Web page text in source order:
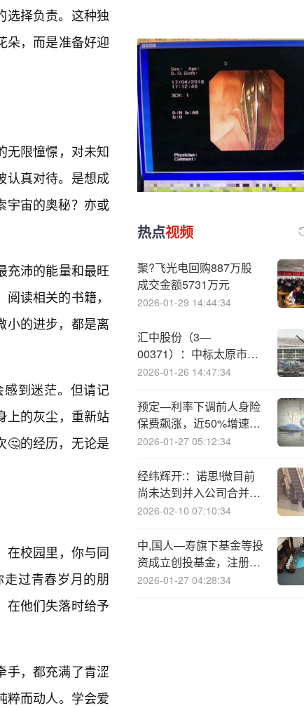
选择负责。这种独
朵，而是准备好迎
无限憧憬，对未知
认真对待。是想成
宇宙的奥秘？亦或
充沛的能量和最旺
读相关的书籍，
小的进步，都是离
到迷茫。但请记
上的灰尘，重新站
🤔的经历，无论是
在校园里，你与同
过青春岁月的朋
在他们失落时给予
手，都充满了青涩
粹而动人。学会爱
热点视频
聚?飞光电回购887万股
成交金额5731万元
2026-01-29 14:44:34
汇中股份（3—
00371）：中标太原市热
力集团有限责任公司采购
万元
2026-01-26 14:47:34
预定—利率下调前人身险
保费飙涨，近50%增速年
内或难“复刻”
2026-01-27 05:12:34
经纬辉开:：诺思!微目前
尚未达到并入公司合并报
表范围的要求
2026-02-10 07:10:34
中,国人—寿旗下基金等投
资成立创投基金，注册资
本10亿元
2026-01-27 04:28:34